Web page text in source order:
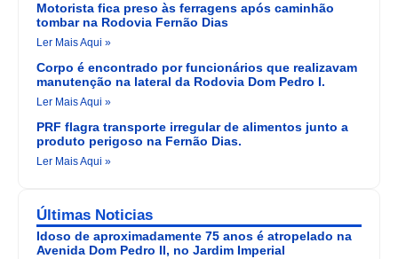
Motorista fica preso às ferragens após caminhão
tombar na Rodovia Fernão Dias
Ler Mais Aqui »
Corpo é encontrado por funcionários que realizavam
manutenção na lateral da Rodovia Dom Pedro I.
Ler Mais Aqui »
PRF flagra transporte irregular de alimentos junto a
produto perigoso na Fernão Dias.
Ler Mais Aqui »
Últimas Noticias
Idoso de aproximadamente 75 anos é atropelado na
Avenida Dom Pedro II, no Jardim Imperial